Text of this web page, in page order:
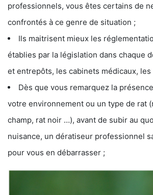
professionnels, vous êtes certains de
confrontés à ce genre de situation ;
Ils maitrisent mieux les
établies par la législation dans chaque
et entrepôts, les cabinets médicaux, les
Dès que vous remarquez la
votre environnement ou un type de rat
champ, rat noir …), avant de subir au
nuisance, un dératiseur professionnel
pour vous en débarrasser ;